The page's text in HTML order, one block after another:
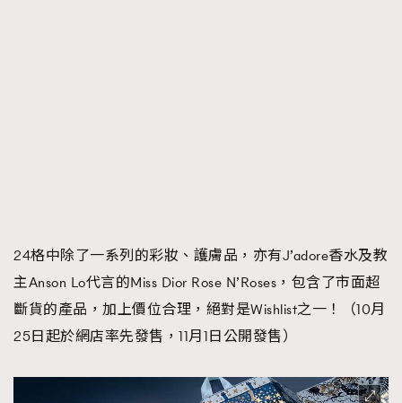
24格中除了一系列的彩妝、護膚品，亦有J’adore香水及教
主Anson Lo代言的Miss Dior Rose N’Roses，包含了市面超
斷貨的產品，加上價位合理，絕對是Wishlist之一！（10月
25日起於網店率先發售，11月1日公開發售）